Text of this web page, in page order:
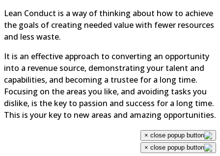
Lean Conduct is a way of thinking about how to achieve
the goals of creating needed value with fewer resources
and less waste.
It is an effective approach to converting an opportunity
into a revenue source, demonstrating your talent and
capabilities, and becoming a trustee for a long time.
Focusing on the areas you like, and avoiding tasks you
dislike, is the key to passion and success for a long time.
This is your key to new areas and amazing opportunities.
×
×